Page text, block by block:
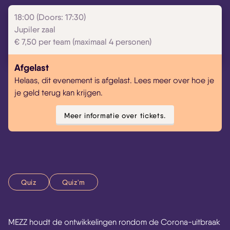
18:00 (Doors: 17:30)
Jupiler zaal
€ 7,50 per team (maximaal 4 personen)
Afgelast
Helaas, dit evenement is afgelast. Lees meer over hoe je
je geld terug kan krijgen.
Meer informatie over tickets.
Quiz Quiz'm
MEZZ houdt de ontwikkelingen rondom de Corona-uitbraak